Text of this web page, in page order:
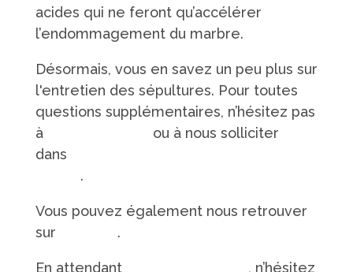
acides qui ne feront qu’accélérer
l’endommagement du marbre.
Désormais, vous en savez un peu plus sur
l'entretien des sépultures. Pour toutes
questions supplémentaires, n’hésitez pas
à
ou à nous solliciter
dans
.
Vous pouvez également nous retrouver
sur
.
En attendant
, n’hésitez